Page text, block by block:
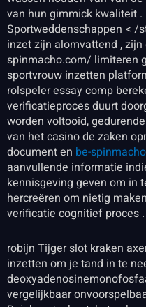
van hun gimmick kwaliteit .
Sportweddenschappen < /
inzet zijn alomvattend ,
spinmacho.com/ limiteren
sportvrouw inzetten
rolspeler essay comp
verificatieproces duurt
worden voltooid,
van het casino de zaken
document en be-
aanvullende informatie
kennisgeving geven om in
hercreëren om nietig
verificatie cognitief proces .
robijn Tijger slot kraken
inzetten om je tand in te
vergelijkbaar